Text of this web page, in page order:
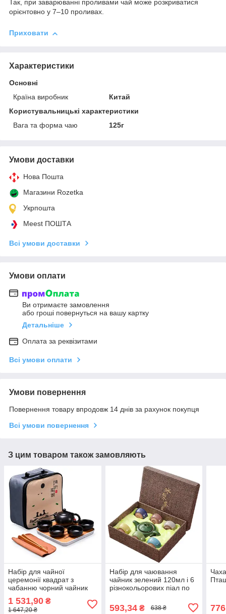
Так, при заварюванні проливами чай може розкриватися
орієнтовно у 7–10 проливах.
Приховати
Характеристики
Основні
Країна виробник
Китай
Користувальницькі характеристики
Вага та форма чаю
125г
Умови доставки
Нова Пошта
Магазини Rozetka
Укрпошта
Meest ПОШТА
Всі умови доставки
Умови оплати
Ви отримаєте замовлення
або гроші повернуться на вашу картку
Детальніше
Оплата за реквізитами
Всі умови оплати
Умови повернення
Повернення товару впродовж 14 днів за рахунок покупця
Всі умови повернення
З цим товаром також замовляють
Набір для чайної
церемонії квадрат з
чабанню чорний чайник
1 531,90 ₴
1 647,20 ₴
Набір для чаювання
чайник зелений 120мл і 6
різнокольорових піал по
593,34₴ 638 ₴